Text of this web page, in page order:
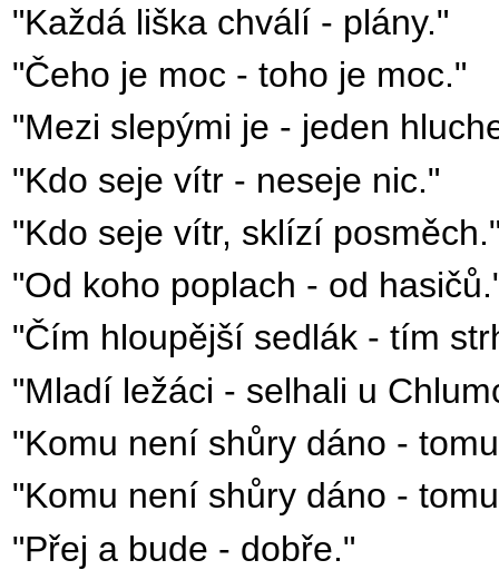
"Každá liška chválí - plány."
"Čeho je moc - toho je moc."
"Mezi slepými je - jeden
"Kdo seje vítr - neseje nic."
"Kdo seje vítr, sklízí
"Od koho poplach - od
"Čím hloupější sedlák - tím
"Mladí ležáci - selhali u
"Komu není shůry dáno -
"Komu není shůry dáno -
"Přej a bude - dobře."